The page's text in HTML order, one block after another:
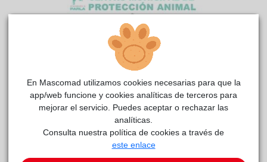
Tysonreside actualmente en el centro de acogida CPAM
En Mascomad utilizamos cookies necesarias para que la
app/web funcione y cookies analíticas de terceros para
mejorar el servicio. Puedes aceptar o rechazar las
analíticas.
Consulta nuestra política de cookies a través de
este enlace